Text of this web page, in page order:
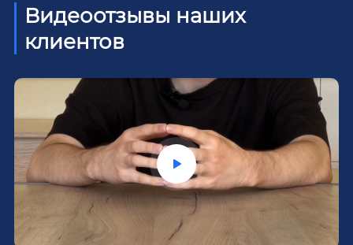
Видеоотзывы наших
клиентов